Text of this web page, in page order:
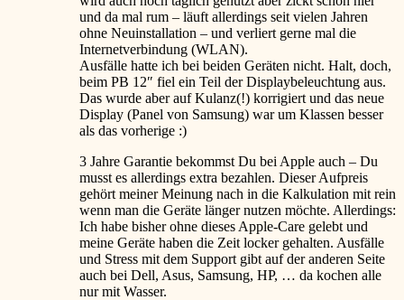
und da mal rum – läuft allerdings seit vielen Jahren
ohne Neuinstallation – und verliert gerne mal die
Internetverbindung (WLAN).
Ausfälle hatte ich bei beiden Geräten nicht. Halt, doch,
beim PB 12″ fiel ein Teil der Displaybeleuchtung aus.
Das wurde aber auf Kulanz(!) korrigiert und das neue
Display (Panel von Samsung) war um Klassen besser
als das vorherige :)
3 Jahre Garantie bekommst Du bei Apple auch – Du
musst es allerdings extra bezahlen. Dieser Aufpreis
gehört meiner Meinung nach in die Kalkulation mit rein
wenn man die Geräte länger nutzen möchte. Allerdings:
Ich habe bisher ohne dieses Apple-Care gelebt und
meine Geräte haben die Zeit locker gehalten. Ausfälle
und Stress mit dem Support gibt auf der anderen Seite
auch bei Dell, Asus, Samsung, HP, … da kochen alle
nur mit Wasser.